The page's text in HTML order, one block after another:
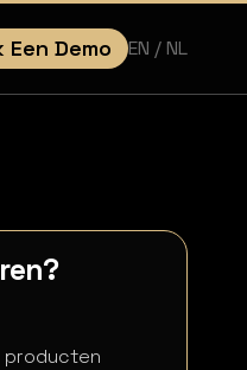
Een Demo EN / NL
producten